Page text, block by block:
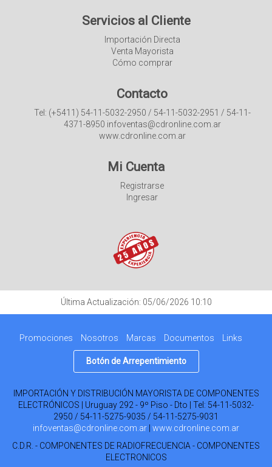
Servicios al Cliente
Importación Directa
Venta Mayorista
Cómo comprar
Contacto
Tel: (+5411) 54-11-5032-2950 / 54-11-5032-2951 / 54-11-
4371-8950 infoventas@cdronline.com.ar
www.cdronline.com.ar
Mi Cuenta
Registrarse
Ingresar
Última Actualización: 05/06/2026 10:10
Promociones Nosotros Marcas Documentos Links
Botón de Arrepentimiento
IMPORTACIÓN Y DISTRIBUCIÓN MAYORISTA DE COMPONENTES
ELECTRÓNICOS | Uruguay 292 - 9º Piso - Dto | Tel: 54-11-5032-
2950 / 54-11-5275-9035 / 54-11-5275-9031
infoventas@cdronline.com.ar www.cdronline.com.ar
C.D.R. - COMPONENTES DE RADIOFRECUENCIA - COMPONENTES
ELECTRONICOS